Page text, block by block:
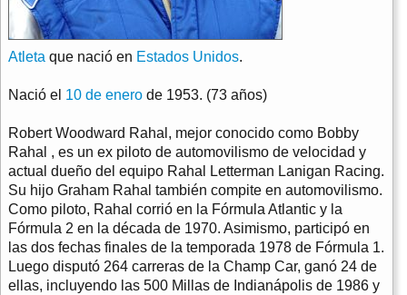
Atleta que nació en Estados Unidos.
Nació el 10 de enero de 1953. (73 años)
Robert Woodward Rahal, mejor conocido como Bobby
Rahal , es un ex piloto de automovilismo de velocidad y
actual dueño del equipo Rahal Letterman Lanigan Racing.
Su hijo Graham Rahal también compite en automovilismo.
Como piloto, Rahal corrió en la Fórmula Atlantic y la
Fórmula 2 en la década de 1970. Asimismo, participó en
las dos fechas finales de la temporada 1978 de Fórmula 1.
Luego disputó 264 carreras de la Champ Car, ganó 24 de
ellas, incluyendo las 500 Millas de Indianápolis de 1986 y